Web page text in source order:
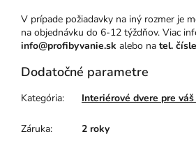
V prípade požiadavky na iný rozmer je
na objednávku do 6-12 týždňov. Viac
info@profibyvanie.sk alebo na tel.
Dodatočné parametre
Kategória: Interiérové dvere pre
Záruka: 2 roky